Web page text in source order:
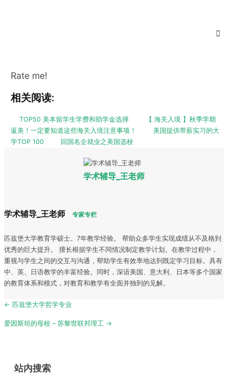
Rate me!
相关阅读:
TOP50 美本留学生学费和助学金选择
【 海关入境 】秋季学期
返美！一定要知道这些海关入境注意事项！
美国提供带薪实习的大
学TOP 100
回国名企就业之美国选校
学术辅导_王老师
学术辅导_王老师 专家专栏
匹兹堡大学教育学硕士。7年教学经验。 帮助众多学生实现成绩从不及格到
优秀的巨大提升。 擅长根据学生不同情况制定教学计划。在教学过程中，
重视与学生之间的交互与沟通，帮助学生有效率地达到既定学习目标。具有
中、英、日语教学的丰富经验。同时，深谙美国、意大利、日本等多个国家
的教育体系和模式，对教育和教学有全面并独到的见解。
Post
← 匹兹堡大学哲学专业
爱因斯坦的母校 – 苏黎世联邦理工 →
站内搜索